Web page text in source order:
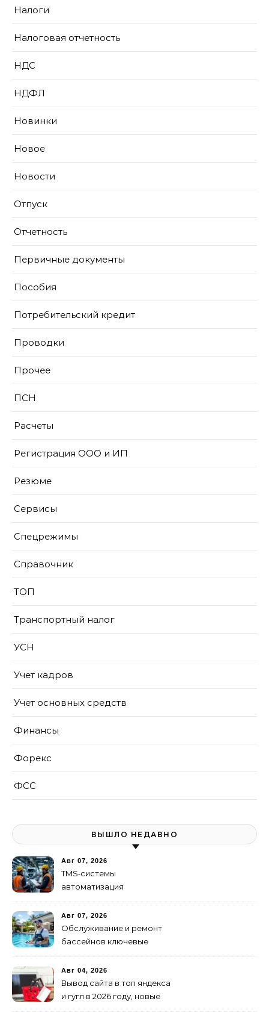
Налоги
Налоговая отчетность
НДС
НДФЛ
Новинки
Новое
Новости
Отпуск
Отчетность
Первичные документы
Пособия
Потребительский кредит
Проводки
Прочее
ПСН
Расчеты
Регистрация ООО и ИП
Резюме
Сервисы
Спецрежимы
Справочник
ТОП
Транспортный налог
УСН
Учет кадров
Учет основных средств
Финансы
Форекс
ФСС
ВЫШЛО НЕДАВНО
Авг 07, 2026
TMS‑системы
автоматизация
Авг 07, 2026
Обслуживание и ремонт
бассейнов ключевые
Авг 04, 2026
Вывод сайта в топ яндекса
и гугл в 2026 году, новые